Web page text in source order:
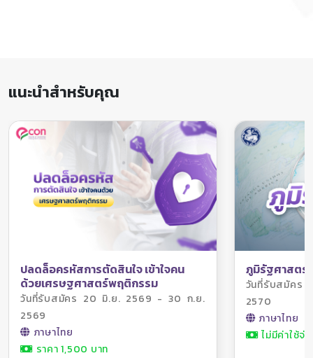
แนะนำสำหรับคุณ
ปลดล็อครหัสการตัดสินใจ เข้าใจคน
ด้วยเศรษฐศาสตร์พฤติกรรม
วันที่รับสมัคร 20 มิ.ย. 2569 - 30 ก.ย.
2569
ภาษาไทย
ราคา 1,500 บาท
ภูมิรัฐศาสตร์
วันที่รับสมัค
2570
ภาษาไทย
ไม่มีค่าใช้จ่